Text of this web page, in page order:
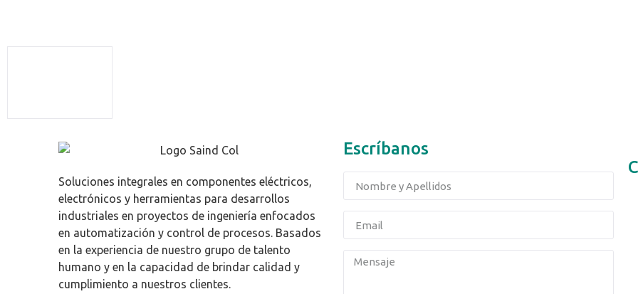
Soluciones integrales en componentes eléctricos,
electrónicos y herramientas para desarrollos
industriales en proyectos de ingeniería enfocados
en automatización y control de procesos. Basados
en la experiencia de nuestro grupo de talento
humano y en la capacidad de brindar calidad y
cumplimiento a nuestros clientes.
Escríbanos